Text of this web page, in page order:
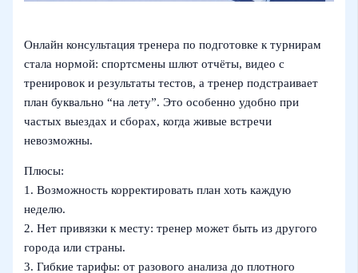
Онлайн консультация тренера по подготовке к турнирам
стала нормой: спортсмены шлют отчёты, видео с
тренировок и результаты тестов, а тренер подстраивает
план буквально “на лету”. Это особенно удобно при
частых выездах и сборах, когда живые встречи
невозможны.
Плюсы:
1. Возможность корректировать план хоть каждую
неделю.
2. Нет привязки к месту: тренер может быть из другого
города или страны.
3. Гибкие тарифы: от разового анализа до плотного